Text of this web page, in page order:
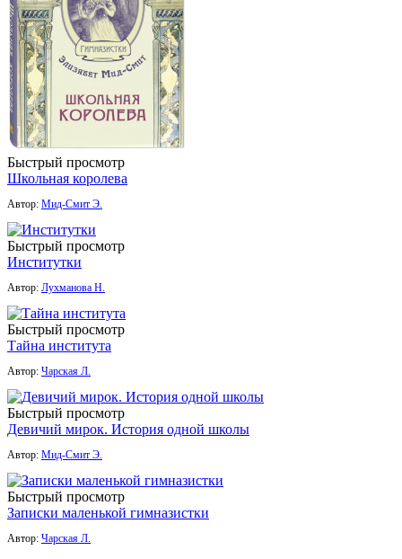
Быстрый просмотр
Школьная королева
Автор: Мид-Смит Э.
Быстрый просмотр
Институтки
Автор: Лухманова Н.
Быстрый просмотр
Тайна института
Автор: Чарская Л.
Быстрый просмотр
Девичий мирок. История одной школы
Автор: Мид-Смит Э.
Быстрый просмотр
Записки маленькой гимназистки
Автор: Чарская Л.